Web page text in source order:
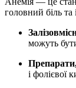
головний біль
можуть
і фолієвої